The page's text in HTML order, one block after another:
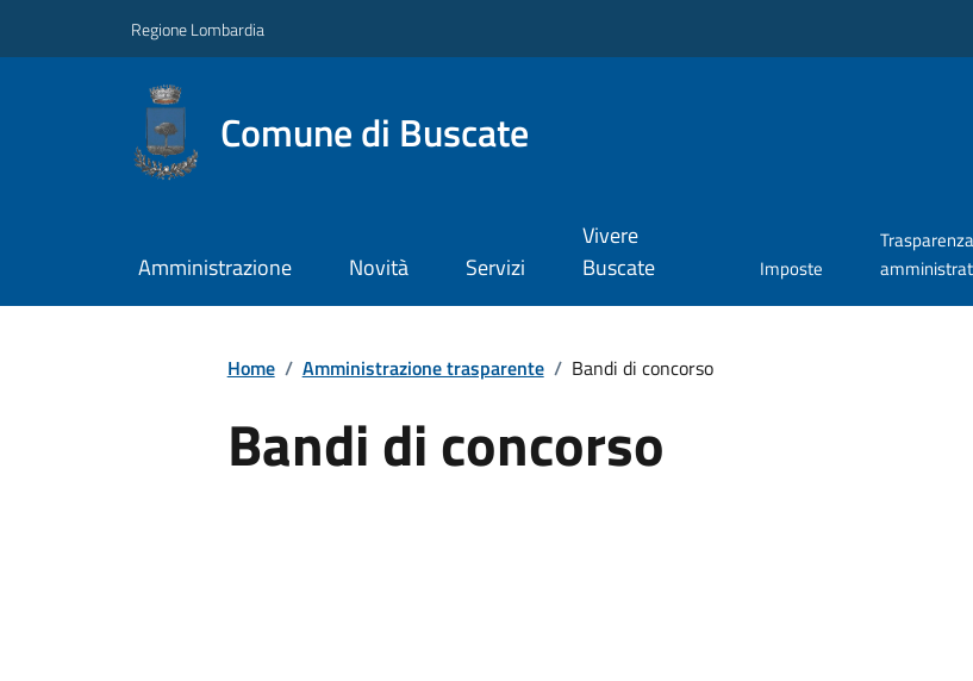
Regione Lombardia
Comune di Buscate
Amministrazione Novità Servizi
Vivere
Buscate
Imposte
Trasparenza
Home / Amministrazione trasparente / Bandi di concorso
Bandi di concorso